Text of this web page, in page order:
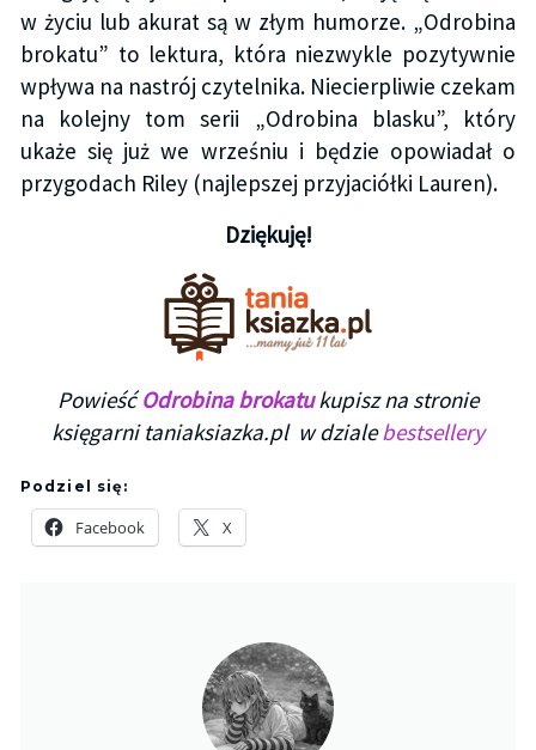
w życiu lub akurat są w złym humorze. „Odrobina
brokatu” to lektura, która niezwykle pozytywnie
wpływa na nastrój czytelnika. Niecierpliwie czekam
na kolejny tom serii „Odrobina blasku”, który
ukaże się już we wrześniu i będzie opowiadał o
przygodach Riley (najlepszej przyjaciółki Lauren).
Dziękuję!
PowieśćOdrobina brokatukupisz na stronie
księgarni taniaksiazka.pl w dzialebestsellery
Podziel się:
Facebook X